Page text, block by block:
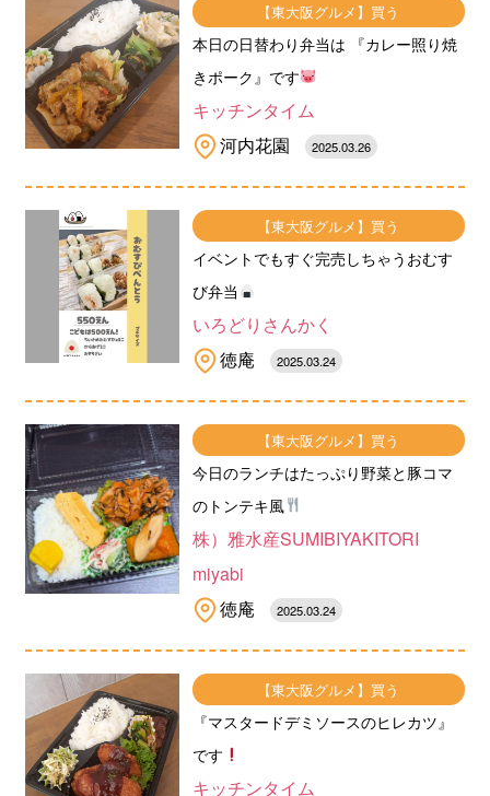
【東大阪グルメ】買う
本日の日替わり弁当は 『カレー照り焼
きポーク』です
キッチンタイム
河内花園
2025.03.26
【東大阪グルメ】買う
イベントでもすぐ完売しちゃうおむす
び弁当
いろどりさんかく
徳庵
2025.03.24
【東大阪グルメ】買う
今日のランチはたっぷり野菜と豚コマ
のトンテキ風
株）雅水産SUMIBIYAKITORI
miyabi
徳庵
2025.03.24
【東大阪グルメ】買う
『マスタードデミソースのヒレカツ』
です
キッチンタイム